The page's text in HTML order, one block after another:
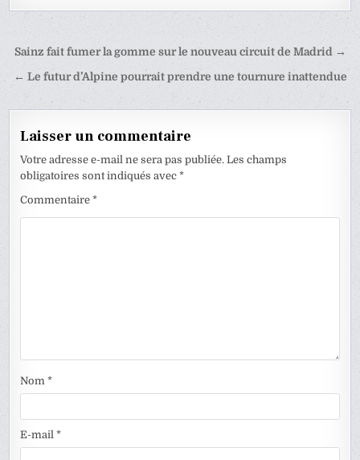
Navigation
de
Sainz fait fumer la gomme sur le nouveau circuit de Madrid →
← Le futur d’Alpine pourrait prendre une tournure inattendue
Laisser un commentaire
Votre adresse e-mail ne sera pas publiée. Les champs
obligatoires sont indiqués avec*
Commentaire*
Nom*
E-mail*